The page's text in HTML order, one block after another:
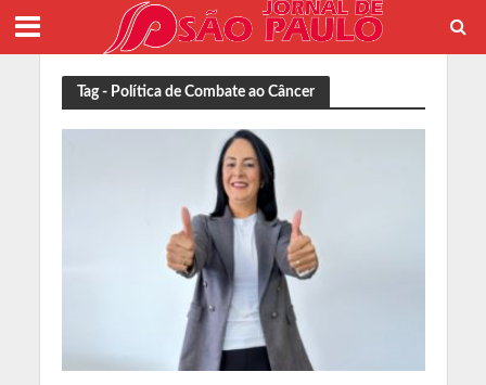
Tag - Política de Combate ao Câncer